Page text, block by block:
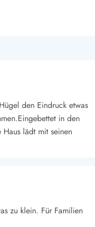
den Eindruck etwas
in den
lädt mit seinen
zu klein. Für Familien